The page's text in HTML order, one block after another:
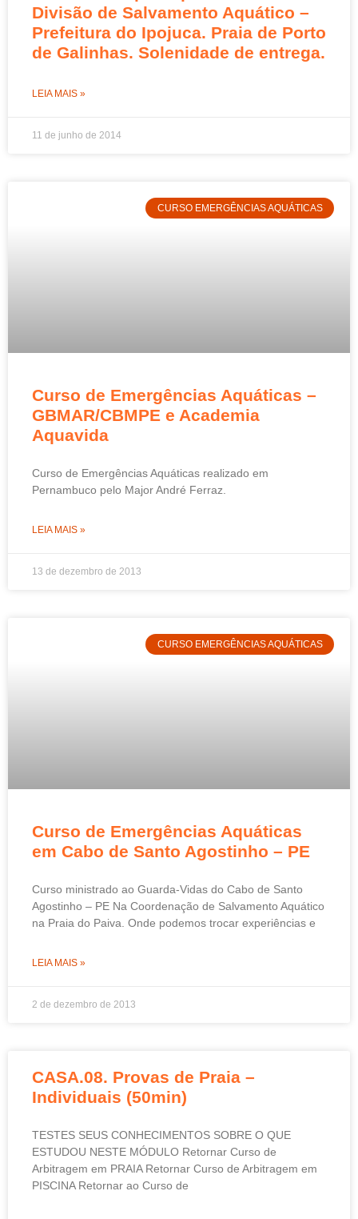
Divisão de Salvamento Aquático –
Prefeitura do Ipojuca. Praia de Porto
de Galinhas. Solenidade de entrega.
LEIA MAIS »
11 de junho de 2014
CURSO EMERGÊNCIAS AQUÁTICAS
Curso de Emergências Aquáticas –
GBMAR/CBMPE e Academia
Aquavida
Curso de Emergências Aquáticas realizado em
Pernambuco pelo Major André Ferraz.
LEIA MAIS »
13 de dezembro de 2013
CURSO EMERGÊNCIAS AQUÁTICAS
Curso de Emergências Aquáticas
em Cabo de Santo Agostinho – PE
Curso ministrado ao Guarda-Vidas do Cabo de Santo
Agostinho – PE Na Coordenação de Salvamento Aquático
na Praia do Paiva. Onde podemos trocar experiências e
LEIA MAIS »
2 de dezembro de 2013
CASA.08. Provas de Praia –
Individuais (50min)
TESTES SEUS CONHECIMENTOS SOBRE O QUE
ESTUDOU NESTE MÓDULO Retornar Curso de
Arbitragem em PRAIA Retornar Curso de Arbitragem em
PISCINA Retornar ao Curso de